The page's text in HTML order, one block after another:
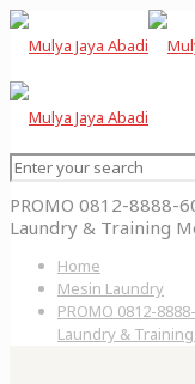
PROMO 0812-8888-
Laundry & Training
Home
Mesin Laundry
PROMO 0812-
Laundry &